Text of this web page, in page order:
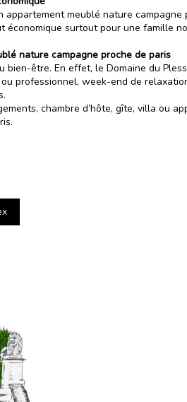
meublé nature
économique surtout pour une famille
nature campagne proche de paris
être. En effet, le Domaine du
professionnel, week-end de
chambre d’hôte, gîte, villa ou